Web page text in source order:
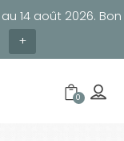
14 août 2026. Bon
+
0